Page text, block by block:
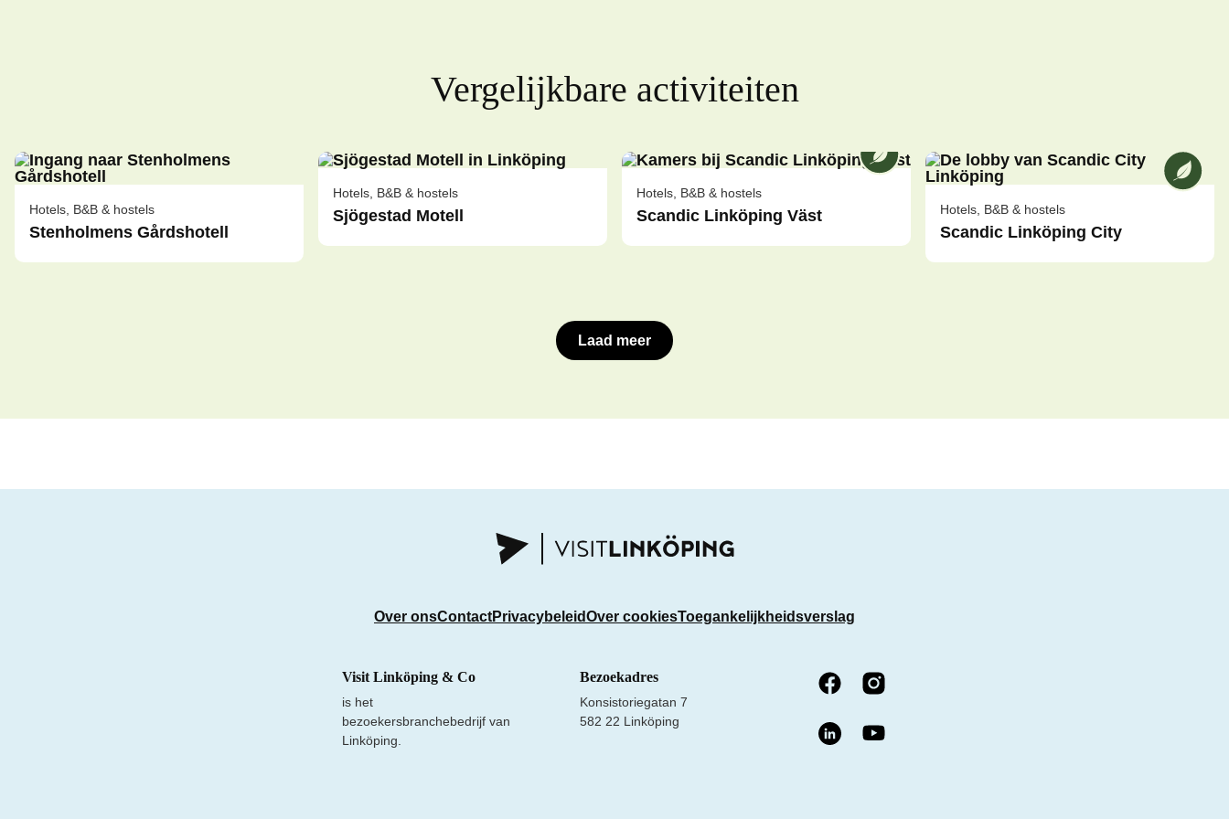
Vergelijkbare activiteiten
Hotels, B&B & hostels
Stenholmens Gårdshotell
Hotels, B&B & hostels
Sjögestad Motell
Hotels, B&B & hostels
Scandic Linköping Väst
Vi bij
Hotels, B&B & hostels
Scandic Linköping City
Laad meer
Over onsContactPrivacybeleidOver cookiesToegankelijkheidsverslag
Visit Linköping & Co
is het
bezoekersbranchebedrijf van
Linköping.
Bezoekadres
Konsistoriegatan 7
582 22 Linköping